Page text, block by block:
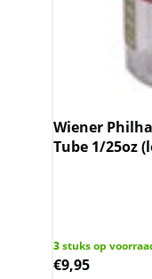
Wiener
Tube 1/25oz
3stuks op
€9,95